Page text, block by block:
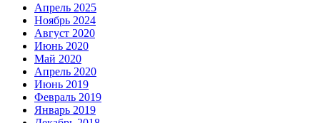
Апрель 2025
Ноябрь 2024
Август 2020
Июнь 2020
Май 2020
Апрель 2020
Июнь 2019
Февраль 2019
Январь 2019